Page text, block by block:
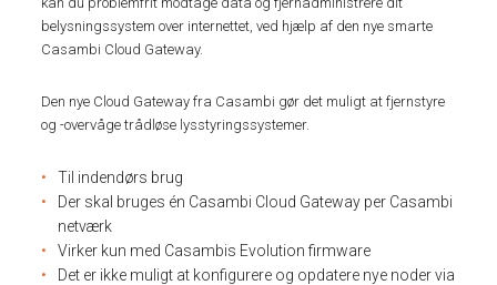
belysningssystem over internettet, ved hjælp af den nye smarte
Casambi Cloud Gateway.
Den nye Cloud Gateway fra Casambi gør det muligt at fjernstyre
og -overvåge trådløse lysstyringssystemer.
Til indendørs brug
Der skal bruges én Casambi Cloud Gateway per Casambi
netværk
Virker kun med Casambis Evolution firmware
Det er ikke muligt at konfigurere og opdatere nye noder via